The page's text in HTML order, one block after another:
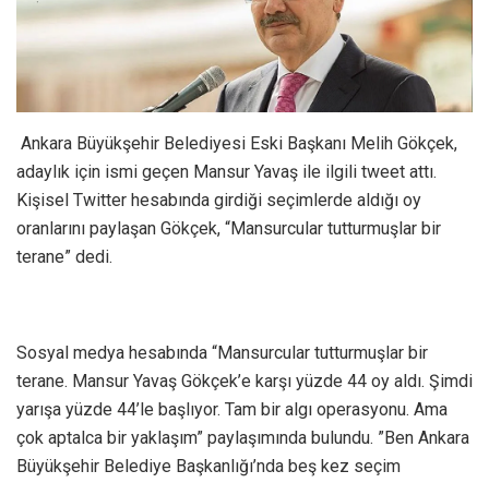
Ankara Büyükşehir Belediyesi Eski Başkanı Melih Gökçek,
adaylık için ismi geçen Mansur Yavaş ile ilgili tweet attı.
Kişisel Twitter hesabında girdiği seçimlerde aldığı oy
oranlarını paylaşan Gökçek, “Mansurcular tutturmuşlar bir
terane” dedi.
Sosyal medya hesabında “Mansurcular tutturmuşlar bir
terane. Mansur Yavaş Gökçek’e karşı yüzde 44 oy aldı. Şimdi
yarışa yüzde 44’le başlıyor. Tam bir algı operasyonu. Ama
çok aptalca bir yaklaşım” paylaşımında bulundu. ​”Ben Ankara
Büyükşehir Belediye Başkanlığı’nda beş kez seçim